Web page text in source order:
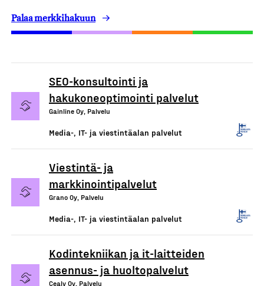
Palaa merkkihakuun
SEO-konsultointi ja
hakukoneoptimointi palvelut
Gainline Oy, Palvelu
Media-, IT- ja viestintäalan palvelut
Viestintä- ja
markkinointipalvelut
Grano Oy, Palvelu
Media-, IT- ja viestintäalan palvelut
Kodintekniikan ja it-laitteiden
asennus- ja huoltopalvelut
Cealy Oy, Palvelu